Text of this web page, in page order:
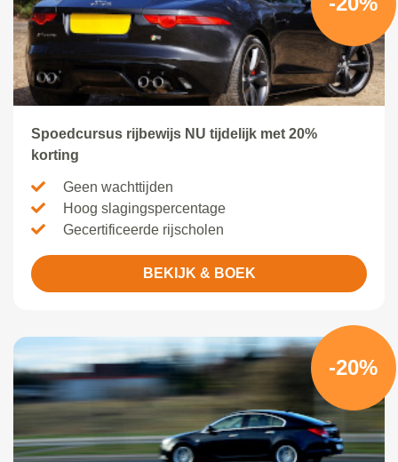
Spoedcursus rijbewijs NU tijdelijk met 20%
korting
Geen wachttijden
Hoog slagingspercentage
Gecertificeerde rijscholen
BEKIJK & BOEK
-20%